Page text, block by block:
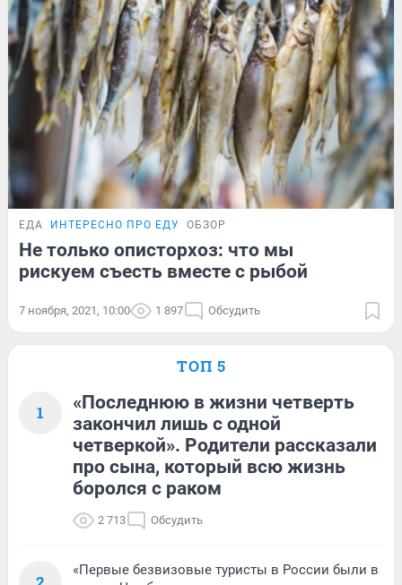
ЕДА ИНТЕРЕСНО ПРО ЕДУ ОБЗОР
Не только описторхоз: что мы
рискуем съесть вместе с рыбой
7 ноября, 2021, 10:00 1 897 Обсудить
ТОП 5
1
«Последнюю в жизни четверть
закончил лишь с одной
четверкой». Родители рассказали
про сына, который всю жизнь
боролся с раком
2 713 Обсудить
«Первые безвизовые туристы в России были в